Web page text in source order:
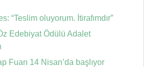
“Teslim oluyorum. İtirafımdır”
Edebiyat Ödülü Adalet
Fuarı 14 Nisan’da başlıyor